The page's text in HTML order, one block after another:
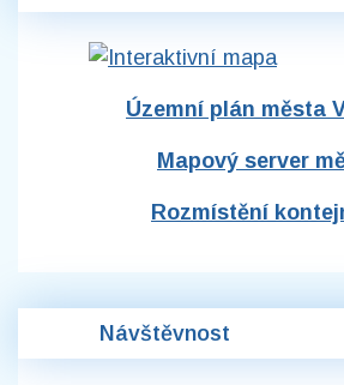
Územní plán města
Mapový server
Rozmístění
Návštěvnost